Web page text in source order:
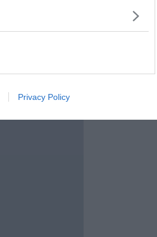
Privacy Policy